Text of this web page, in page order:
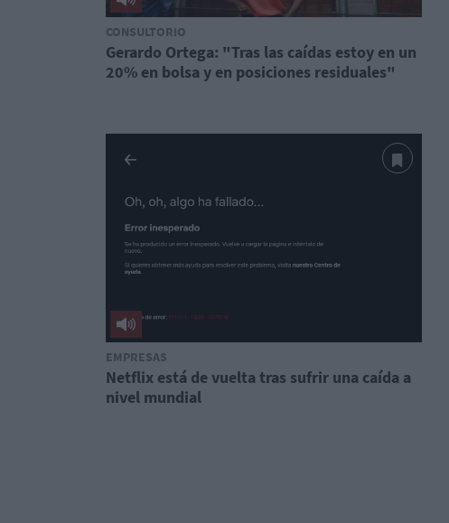
CONSULTORIO
Gerardo Ortega: "Tras las caídas estoy en un
20% en bolsa y en posiciones residuales"
EMPRESAS
Netflix está de vuelta tras sufrir una caída a
nivel mundial